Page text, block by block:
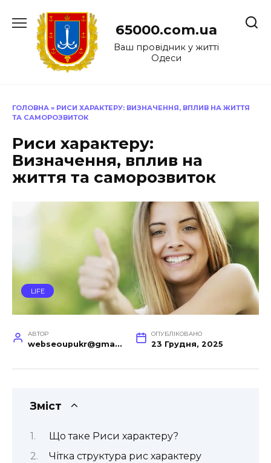
до
65000.com.ua
Ваш провідник у житті
Одеси
ГОЛОВНА » РИСИ ХАРАКТЕРУ: ВИЗНАЧЕННЯ, ВПЛИВ НА ЖИТТЯ
ТА САМОРОЗВИТОК
Риси характеру:
Визначення, вплив на
життя та саморозвиток
LIFE
АВТОР
webseoupukr@gmail.com
ОПУБЛІКОВАНО
23 Грудня, 2025
Зміст
Що таке Риси характеру?
Чітка структура рис характеру